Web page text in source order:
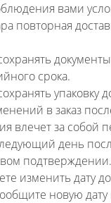
вами
повторная
срока.
упаковку
в заказ
влечет за собой
день
подтверждении.
изменить дату
новую